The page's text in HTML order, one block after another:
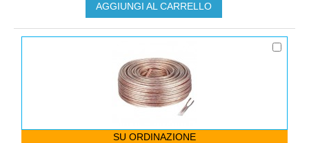
AGGIUNGI AL CARRELLO
SU ORDINAZIONE